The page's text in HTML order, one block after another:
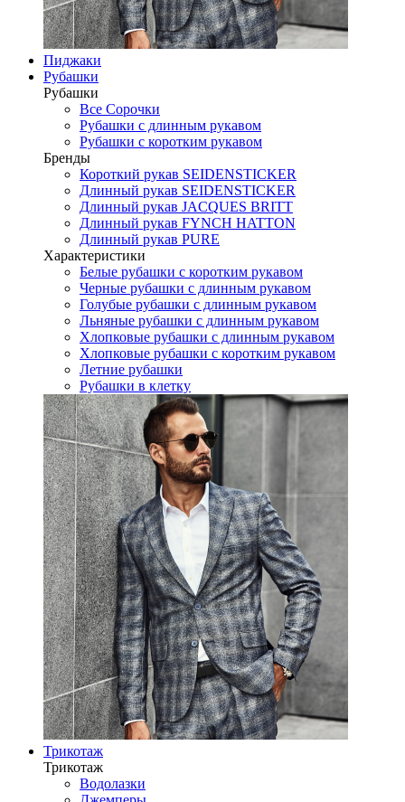
Пиджаки
Рубашки
Рубашки
Все Сорочки
Рубашки с длинным рукавом
Рубашки с коротким рукавом
Бренды
Короткий рукав SEIDENSTICKER
Длинный рукав SEIDENSTICKER
Длинный рукав JAСQUES BRITT
Длинный рукав FYNCH HATTON
Длинный рукав PURE
Характеристики
Белые рубашки с коротким рукавом
Черные рубашки с длинным рукавом
Голубые рубашки с длинным рукавом
Льняные рубашки с длинным рукавом
Хлопковые рубашки с длинным рукавом
Хлопковые рубашки с коротким рукавом
Летние рубашки
Рубашки в клетку
Трикотаж
Трикотаж
Водолазки